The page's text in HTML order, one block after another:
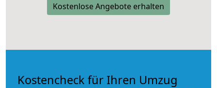
Kostenlose Angebote erhalten
Kostencheck für Ihren Umzug